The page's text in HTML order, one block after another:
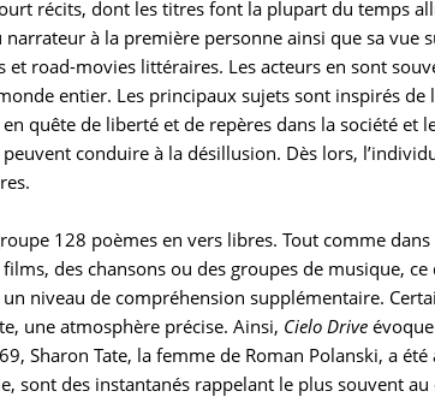
récits, dont les titres font la plupart du temps
narrateur à la première personne ainsi que sa vue
et road-movies littéraires. Les acteurs en sont
entier. Les principaux sujets sont inspirés
quête de liberté et de repères dans la société et
peuvent conduire à la désillusion. Dès lors,
128 poèmes en vers libres. Tout comme
des chansons ou des groupes de musique,
un niveau de compréhension supplémentaire.
une atmosphère précise. Ainsi, Cielo Drive
Sharon Tate, la femme de Roman Polanski, a
sont des instantanés rappelant le plus souvent